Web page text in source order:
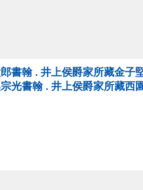
書翰 . 井上侯爵家所藏金子
光書翰 . 井上侯爵家所藏西